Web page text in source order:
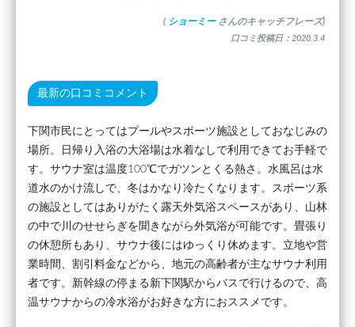
( ショーミー さんのキャッチフレーズ)
口コミ投稿日：2020.3.4
最新の口コミコメント
下関市民にとってはプールやスポーツ施設としておなじみの
場所。日帰り入浴の大浴場は水着なしで利用できてお手軽で
す。サウナ室は温度100℃でガツンとくる熱さ。水風呂は水
道水のかけ流しで、冬はかなり冷たくなります。スポーツ系
の施設としてはありがたく露天外気浴スペースがあり、山林
の中で川のせせらぎを聞きながら外気浴が可能です。畳張り
の休憩所もあり、サウナ後にはゆっくり休めます。立地や営
業時間、割引料金などから、地元の高齢者が主なサウナ利用
者です。新幹線の停まる新下関駅からバスで行けるので、高
温サウナからの冷水浴がお好きな方におススメです。